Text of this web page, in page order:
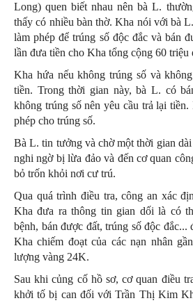
Long) quen biết nhau nên bà L.
thấy có nhiều bàn thờ. Kha nói với bà
làm phép để trúng số độc đắc và bán
lần đưa tiền cho Kha tổng cộng 60 triệu
Kha hứa nếu không trúng số và
tiền. Trong thời gian này, bà L. có
không trúng số nên yêu cầu trả lại
phép cho trúng số.
Bà L. tin tưởng và chờ một thời gian
nghi ngờ bị lừa đảo và đến cơ quan
bỏ trốn khỏi nơi cư trú.
Qua quá trình điều tra, công an xác
Kha đưa ra thông tin gian dối là có
bệnh, bán được đất, trúng số độc đắc...
Kha chiếm đoạt của các nạn nhân
lượng vàng 24K.
Sau khi củng cố hồ sơ, cơ quan điều
khởi tố bị can đối với Trần Thị Kim